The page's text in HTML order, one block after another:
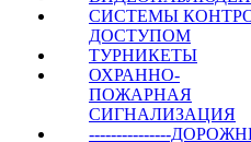
СИСТЕМЫ
ДОСТУПОМ
ТУРНИКЕТЫ
ОХРАННО-
ПОЖАРНАЯ
СИГНАЛИЗАЦИЯ
---------------